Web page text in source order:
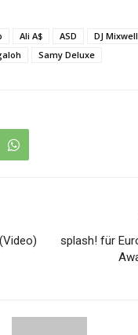
Ali A$ ASD DJ Mixwell
Samy Deluxe
splash! für